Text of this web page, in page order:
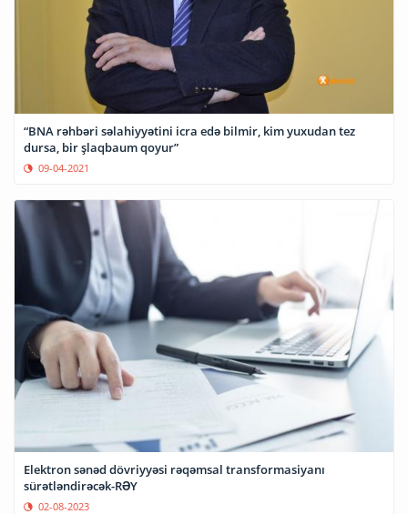
“BNA rəhbəri səlahiyyətini icra edə bilmir, kim yuxudan tez
dursa, bir şlaqbaum qoyur”
09-04-2021
Elektron sənəd dövriyyəsi rəqəmsal transformasiyanı
sürətləndirəcək-RƏY
02-08-2023